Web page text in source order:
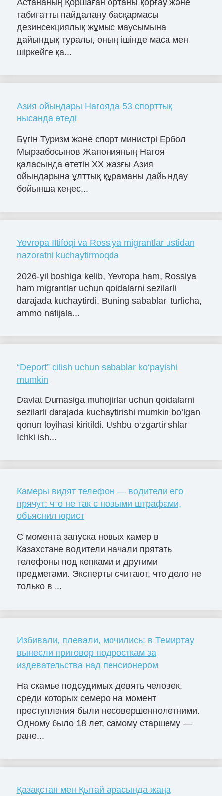
Астананың Қоршаған ортаны қорғау және
табиғатты пайдалану басқармасы
дезинсекциялық жұмыс маусымына
дайындық туралы, оның ішінде маса мен
шіркейге қа...
Азия ойындары Нагояда 53 спорттық
нысанда өтеді
Бүгін Туризм және спорт министрі Ербол
Мырзабосынов Жапонияның Нагоя
қаласында өтетін XX жазғы Азия
ойындарына ұлттық құраманы дайындау
бойынша кеңес...
Yevropa Ittifoqi va Rossiya migrantlar ustidan
nazoratni kuchaytirmoqda
2026-yil boshiga kelib, Yevropa ham, Rossiya
ham migrantlar uchun qoidalarni sezilarli
darajada kuchaytirdi. Buning sabablari turlicha,
ammo natijala...
“Deport” qilish uchun sabablar ko‘payishi
mumkin
Davlat Dumasiga muhojirlar uchun qoidalarni
sezilarli darajada kuchaytirishi mumkin bo‘lgan
qonun loyihasi kiritildi. Ushbu o‘zgartirishlar
Ichki ish...
Камеры видят телефон — водители его
прячут: что не так с новыми штрафами,
объяснил юрист
С момента запуска новых камер в
Казахстане водители начали прятать
телефоны под кепками и другими
предметами. Эксперты считают, что дело не
только в ...
Избивали, плевали, мочились: в Темиртау
вынесли приговор подросткам за
издевательства над пенсионером
На скамье подсудимых девять человек,
среди которых семеро на момент
преступления были несовершеннолетними.
Одному было 18 лет, самому старшему —
ране...
Қазақстан мен Қытай арасында жаңа